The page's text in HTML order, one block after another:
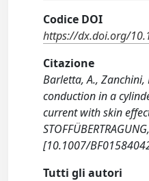
Codice DOI
https://dx.doi.org/
Citazione
Barletta, A., Zanchini,
conduction in a
current with skin
[10.1007/
Tutti gli autori